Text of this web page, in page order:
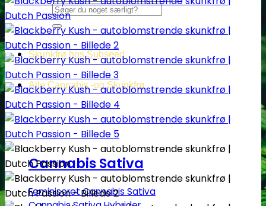
Søg
efter:
Skunkfrø hos Subseed
Alle Cannabis -og Skunkfrø
Cannabis Sativa
Feminiseret Cannabis Sativa